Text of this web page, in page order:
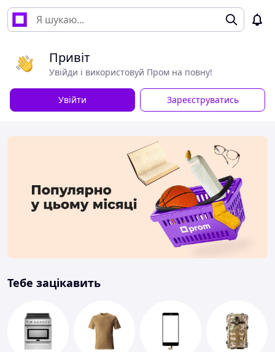
Привіт
Увійди і використовуй Пром на повну!
Увійти Зареєструватись
Тебе зацікавить